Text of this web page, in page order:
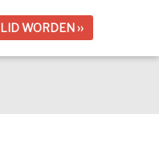
LID WORDEN ››